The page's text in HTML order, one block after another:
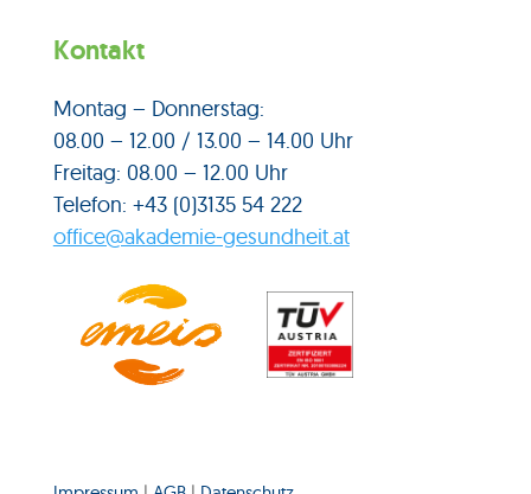
Kontakt
Montag – Donnerstag:
08.00 – 12.00 / 13.00 – 14.00 Uhr
Freitag: 08.00 – 12.00 Uhr
Telefon: +43 (0)3135 54 222
office@akademie-gesundheit.at